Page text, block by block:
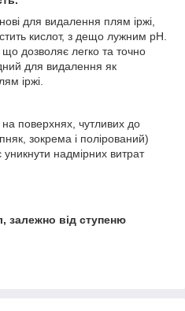
для видалення плям іржі,
кислот, з дещо лужним рН.
дозволяє легко та точно
для видалення як
іржі.
поверхнях, чутливих до
зокрема і полірований)
уникнути надмірних витрат
від ступеню